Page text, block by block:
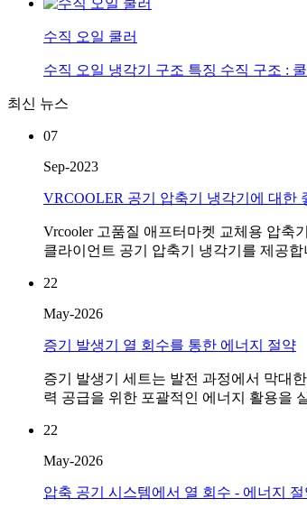
수직 오일 쿨러
수직 오일 냉각기 구조 특징 수직 구조 :
최신 뉴스
07
Sep-2023
VRCOOLER 공기 압축기 냉각기에 대한
Vrcooler 고품질 애프터마켓 교체용 압축
클라이언트 공기 압축기 냉각기를 제공
22
May-2026
증기 발생기 열 회수를 통한 에너지 절약
증기 발생기 세트는 발전 과정에서 막대
력 공급을 위한 포괄적인 에너지 활용을
22
May-2026
압축 공기 시스템에서 열 회수 - 에너지